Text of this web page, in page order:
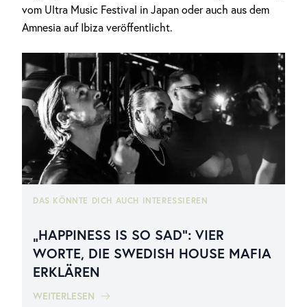
vom Ultra Music Festival in Japan oder auch aus dem
Amnesia auf Ibiza veröffentlicht.
DAS KÖNNTE DICH AUCH INTERESSIEREN
„HAPPINESS IS SO SAD“: VIER
WORTE, DIE SWEDISH HOUSE MAFIA
ERKLÄREN
WEITERLESEN